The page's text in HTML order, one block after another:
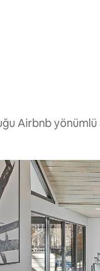
Airbnb yönümlü